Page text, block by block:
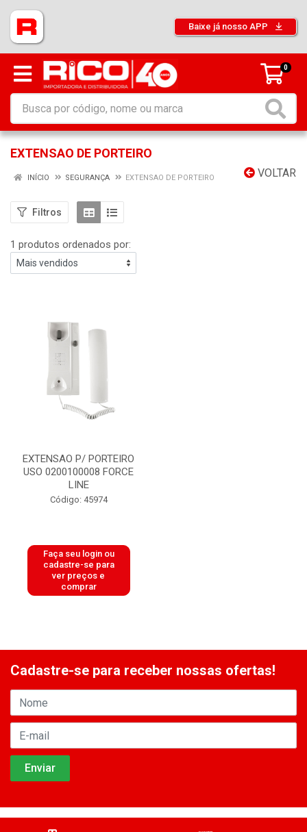
Baixe já nosso APP
0
EXTENSAO DE PORTEIRO
VOLTAR
INÍCIO SEGURANÇA EXTENSAO DE PORTEIRO
Filtros
1 produtos ordenados por:
EXTENSAO P/ PORTEIRO
USO 0200100008 FORCE
LINE
Código: 45974
Faça seu login ou
cadastre-se para
ver preços e
comprar
Cadastre-se para receber nossas ofertas!